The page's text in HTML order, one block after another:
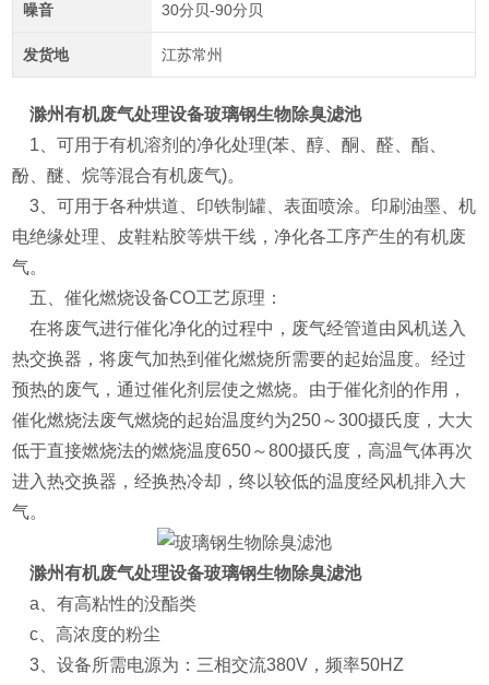
噪音 30分贝-90分贝
发货地 江苏常州
滁州有机废气处理设备玻璃钢生物除臭滤池
1、可用于有机溶剂的净化处理(苯、醇、酮、醛、酯、
酚、醚、烷等混合有机废气)。
3、可用于各种烘道、印铁制罐、表面喷涂。印刷油墨、机
电绝缘处理、皮鞋粘胶等烘干线，净化各工序产生的有机废
气。
五、催化燃烧设备CO工艺原理：
在将废气进行催化净化的过程中，废气经管道由风机送入
热交换器，将废气加热到催化燃烧所需要的起始温度。经过
预热的废气，通过催化剂层使之燃烧。由于催化剂的作用，
催化燃烧法废气燃烧的起始温度约为250～300摄氏度，大大
低于直接燃烧法的燃烧温度650～800摄氏度，高温气体再次
进入热交换器，经换热冷却，终以较低的温度经风机排入大
气。
滁州有机废气处理设备玻璃钢生物除臭滤池
a、有高粘性的没酯类
c、高浓度的粉尘
3、设备所需电源为：三相交流380V，频率50HZ